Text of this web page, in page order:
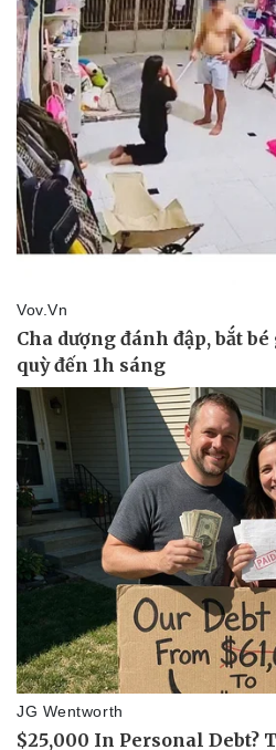
Kinh tế
Bất động sản
Khởi nghiệp